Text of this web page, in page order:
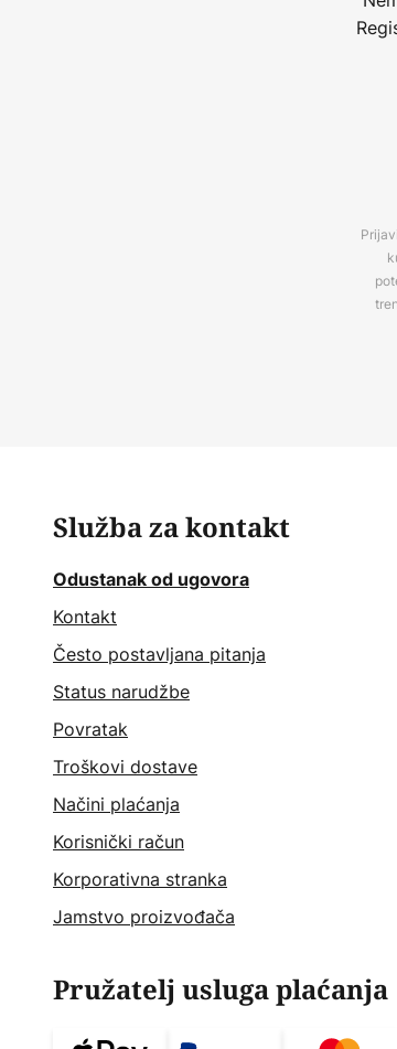
Služba za kontakt
Odustanak od ugovora
Kontakt
Često postavljana pitanja
Status narudžbe
Povratak
Troškovi dostave
Načini plaćanja
Korisnički račun
Korporativna stranka
Jamstvo proizvođača
Pružatelj usluga plaćanja